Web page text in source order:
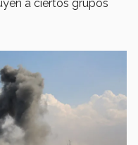
a ciertos grupos